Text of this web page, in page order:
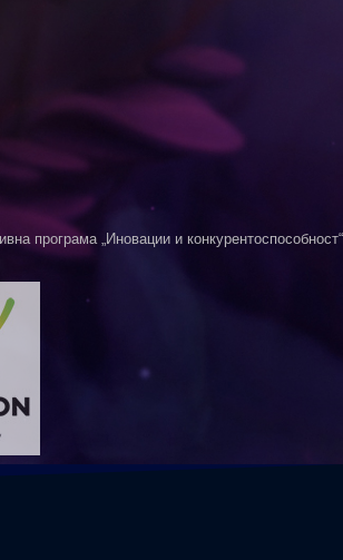
програма „Иновации и конкурентоспособност“